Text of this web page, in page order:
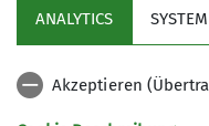
DAV
ANALYTICS SYSTEM
Akzeptieren